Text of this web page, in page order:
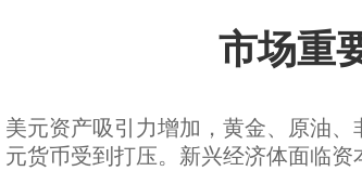
市场重
美元资产吸引力增加，黄金、原油、
元货币受到打压。新兴经济体面临资